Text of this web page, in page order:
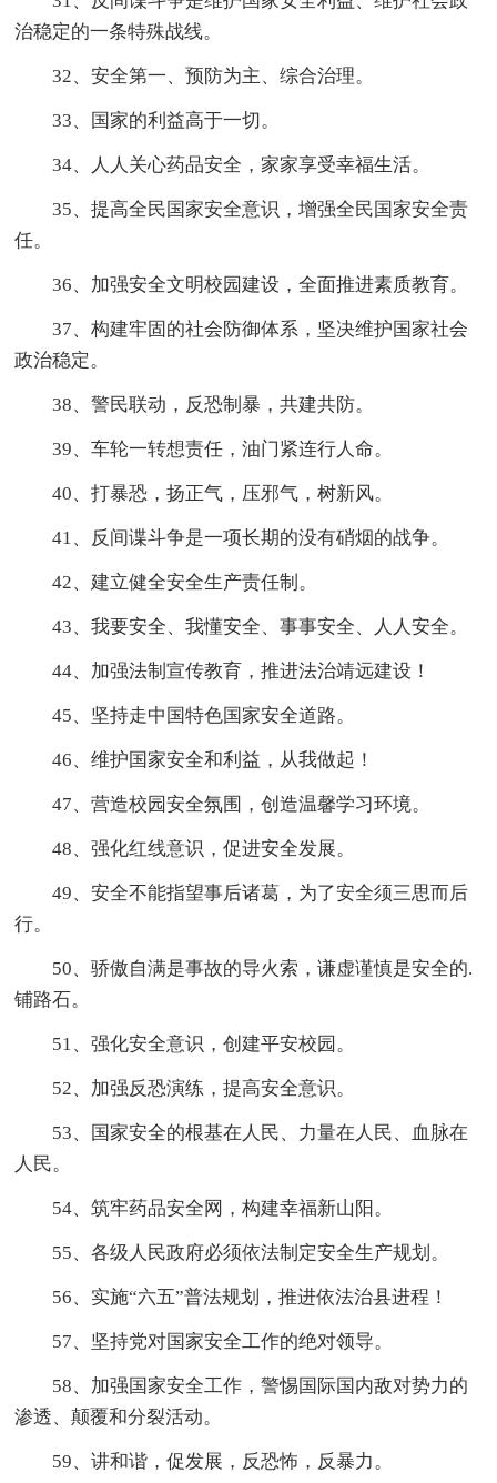
治稳定的一条特殊战线。
32、安全第一、预防为主、综合治理。
33、国家的利益高于一切。
34、人人关心药品安全，家家享受幸福生活。
35、提高全民国家安全意识，增强全民国家安全责
任。
36、加强安全文明校园建设，全面推进素质教育。
37、构建牢固的社会防御体系，坚决维护国家社会
政治稳定。
38、警民联动，反恐制暴，共建共防。
39、车轮一转想责任，油门紧连行人命。
40、打暴恐，扬正气，压邪气，树新风。
41、反间谍斗争是一项长期的没有硝烟的战争。
42、建立健全安全生产责任制。
43、我要安全、我懂安全、事事安全、人人安全。
44、加强法制宣传教育，推进法治靖远建设！
45、坚持走中国特色国家安全道路。
46、维护国家安全和利益，从我做起！
47、营造校园安全氛围，创造温馨学习环境。
48、强化红线意识，促进安全发展。
49、安全不能指望事后诸葛，为了安全须三思而后
行。
50、骄傲自满是事故的导火索，谦虚谨慎是安全的.
铺路石。
51、强化安全意识，创建平安校园。
52、加强反恐演练，提高安全意识。
53、国家安全的根基在人民、力量在人民、血脉在
人民。
54、筑牢药品安全网，构建幸福新山阳。
55、各级人民政府必须依法制定安全生产规划。
56、实施“六五”普法规划，推进依法治县进程！
57、坚持党对国家安全工作的绝对领导。
58、加强国家安全工作，警惕国际国内敌对势力的
渗透、颠覆和分裂活动。
59、讲和谐，促发展，反恐怖，反暴力。